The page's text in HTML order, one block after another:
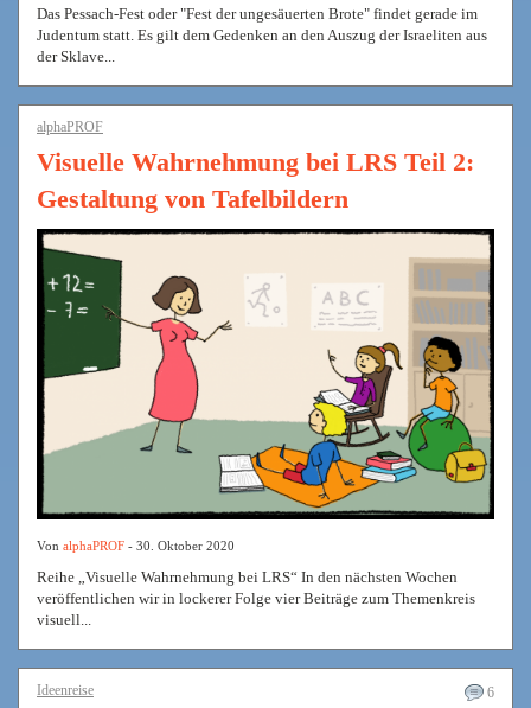
Das Pessach-Fest oder "Fest der ungesäuerten Brote" findet gerade im
Judentum statt. Es gilt dem Gedenken an den Auszug der Israeliten aus
der Sklave...
alphaPROF
Visuelle Wahrnehmung bei LRS Teil 2:
Gestaltung von Tafelbildern
Von alphaPROF - 30. Oktober 2020
Reihe „Visuelle Wahrnehmung bei LRS“ In den nächsten Wochen
veröffentlichen wir in lockerer Folge vier Beiträge zum Themenkreis
visuell...
6
Ideenreise